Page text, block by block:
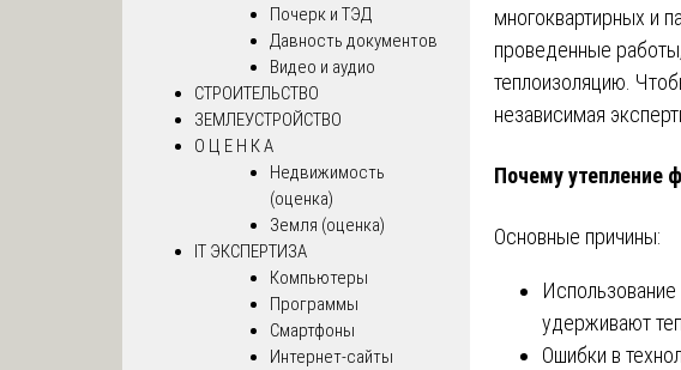
многоквартирных и
проведенные
теплоизоляцию.
независимая
Почему утепление
Основные причины:
удерживают
Ошибки в
Почерк и ТЭД
Давность документов
Видео и аудио
СТРОИТЕЛЬСТВО
ЗЕМЛЕУСТРОЙСТВО
О Ц Е Н К А
Недвижимость
(оценка)
Земля (оценка)
IT ЭКСПЕРТИЗА
Компьютеры
Программы
Смартфоны
Интернет-сайты